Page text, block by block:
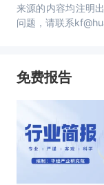
来源的内容均注明
问题，请联系
免费报告